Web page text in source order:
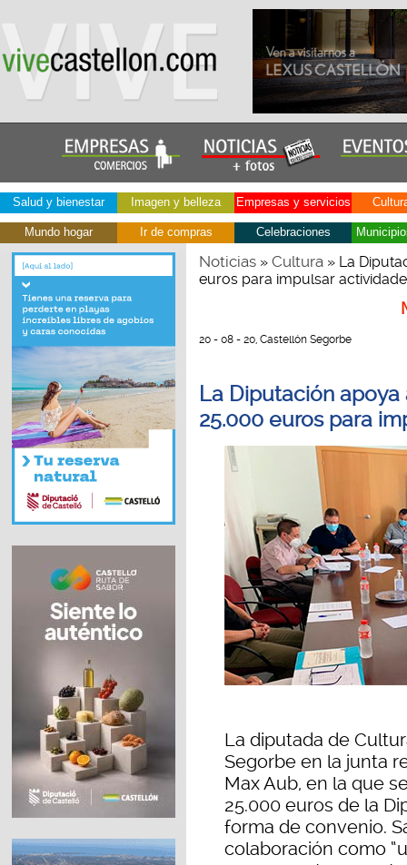
Salud y bienestar Imagen y belleza Empresas y servicios
Mundo hogar Ir de compras Celebraciones
Noticias» Cultura» La
euros para impulsar
20 - 08 - 20, Castellón Segorbe
La Diputación
25.000 euros para
La diputada de
Segorbe en la junta
Max Aub, en la que
25.000 euros de la
forma de convenio.
colaboración como